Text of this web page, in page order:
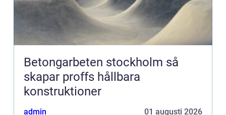
Betongarbeten stockholm så
skapar proffs hållbara
konstruktioner
admin 01 augusti 2026